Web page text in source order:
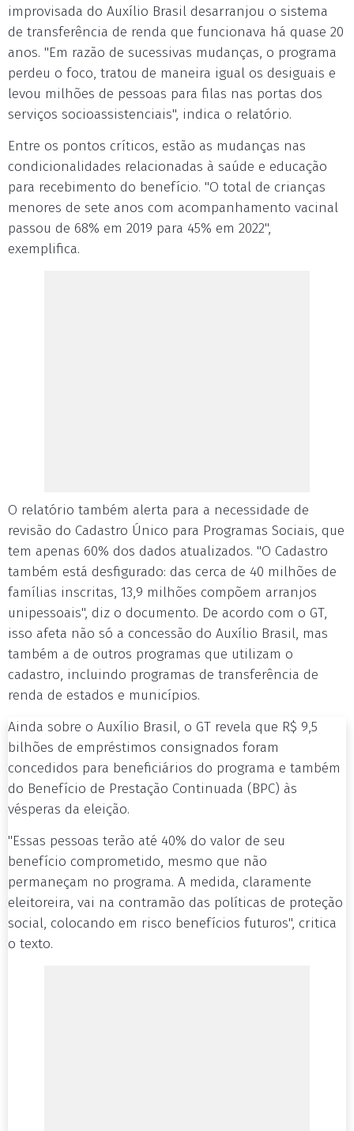
improvisada do Auxílio Brasil desarranjou o sistema
de transferência de renda que funcionava há quase 20
anos. "Em razão de sucessivas mudanças, o programa
perdeu o foco, tratou de maneira igual os desiguais e
levou milhões de pessoas para filas nas portas dos
serviços socioassistenciais", indica o relatório.
Entre os pontos críticos, estão as mudanças nas
condicionalidades relacionadas à saúde e educação
para recebimento do benefício. "O total de crianças
menores de sete anos com acompanhamento vacinal
passou de 68% em 2019 para 45% em 2022",
exemplifica.
O relatório também alerta para a necessidade de
revisão do Cadastro Único para Programas Sociais, que
tem apenas 60% dos dados atualizados. "O Cadastro
também está desfigurado: das cerca de 40 milhões de
famílias inscritas, 13,9 milhões compõem arranjos
unipessoais", diz o documento. De acordo com o GT,
isso afeta não só a concessão do Auxílio Brasil, mas
também a de outros programas que utilizam o
cadastro, incluindo programas de transferência de
renda de estados e municípios.
Ainda sobre o Auxílio Brasil, o GT revela que R$ 9,5
bilhões de empréstimos consignados foram
concedidos para beneficiários do programa e também
do Benefício de Prestação Continuada (BPC) às
vésperas da eleição.
"Essas pessoas terão até 40% do valor de seu
benefício comprometido, mesmo que não
permaneçam no programa. A medida, claramente
eleitoreira, vai na contramão das políticas de proteção
social, colocando em risco benefícios futuros", critica
o texto.